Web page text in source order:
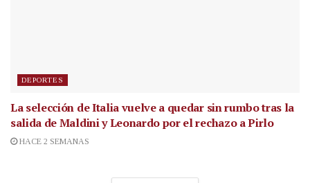
DEPORTES
La selección de Italia vuelve a quedar sin rumbo tras la
salida de Maldini y Leonardo por el rechazo a Pirlo
HACE 2 SEMANAS